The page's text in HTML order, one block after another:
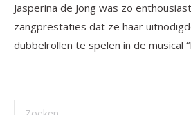
Jasperina de Jong was zo
zangprestaties dat ze haar
dubbelrollen te spelen in de musical
Search: